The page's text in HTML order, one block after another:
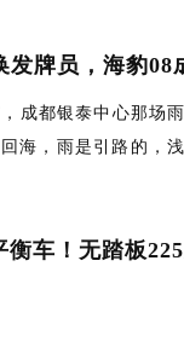
发牌员，海豹08
成都银泰中心那场
海，雨是引路的，
衡车！无踏板